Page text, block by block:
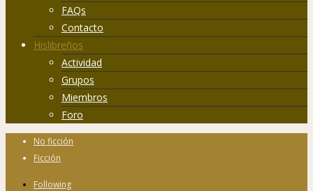
FAQs
Contacto
Hislibreños
Actividad
Grupos
Miembros
Foro
No ficción
Ficción
Following